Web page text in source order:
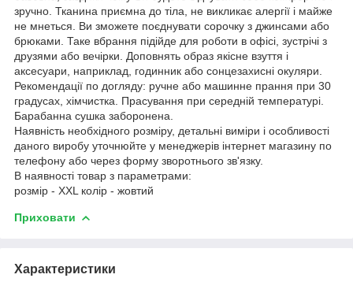
зручно. Тканина приємна до тіла, не викликає алергії і майже
не мнеться. Ви зможете поєднувати сорочку з джинсами або
брюками. Таке вбрання підійде для роботи в офісі, зустрічі з
друзями або вечірки. Доповнять образ якісне взуття і
аксесуари, наприклад, годинник або сонцезахисні окуляри.
Рекомендації по догляду: ручне або машинне прання при 30
градусах, хімчистка. Прасування при середній температурі.
Барабанна сушка заборонена.
Наявність необхідного розміру, детальні виміри і особливості
даного виробу уточнюйте у менеджерів інтернет магазину по
телефону або через форму зворотнього зв'язку.
В наявності товар з параметрами:
розмір - XXL колір - жовтий
Приховати
Характеристики